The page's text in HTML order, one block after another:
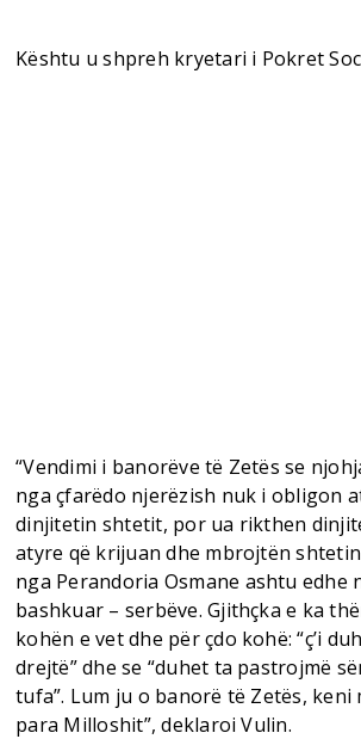
Kështu u shpreh kryetari i Pokret
“Vendimi i banorëve të Zetës se
nga çfarëdo njerëzish nuk i obligon
dinjitetin shtetit, por ua rikthen
atyre që krijuan dhe mbrojtën
nga Perandoria Osmane ashtu edhe
bashkuar – serbëve. Gjithçka e ka
kohën e vet dhe për çdo kohë: “ç’i
drejtë” dhe se “duhet ta pastrojmë
tufa”. Lum ju o banorë të Zetës, keni
para Milloshit”, deklaroi Vulin.